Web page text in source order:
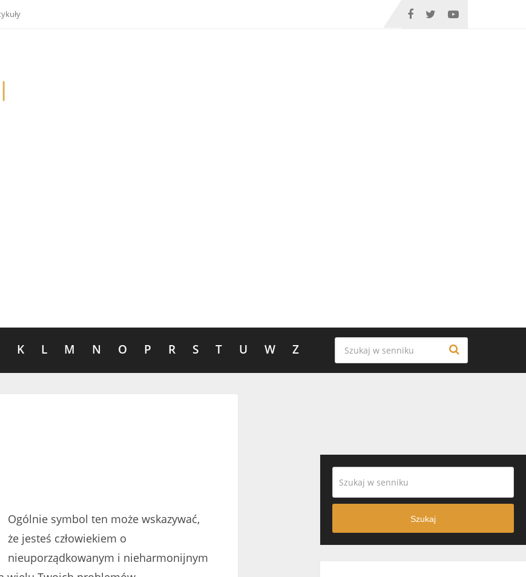
K L M N O P R S T U W Z
Ogólnie symbol ten może wskazywać,
że jesteś człowiekiem o
nieuporządkowanym i nieharmonijnym
Szukaj